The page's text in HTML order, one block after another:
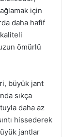
için
daha hafif
ömürlü
büyük jant
sıkça
daha az
hissederek
jantlar